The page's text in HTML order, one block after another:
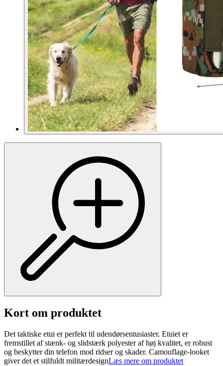
Kort om produktet
Det taktiske etui er perfekt til udendørsentusiaster. Etuiet er
fremstillet af stænk- og slidstærk polyester af høj kvalitet, er robust
og beskytter din telefon mod ridser og skader. Camouflage-looket
giver det et stilfuldt militærdesignLæs mere om produktet